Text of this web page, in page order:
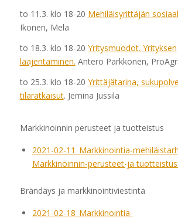
to 11.3. klo 18-20 Mehiläisyrittäjän
Ikonen, Mela
to 18.3. klo 18-20 Yritysmuodot. Yrityksen
laajentaminen. Antero Parkkonen,
to 25.3. klo 18-20 Yrittäjätarina,
tilaratkaisut. Jemina Jussila
Markkinoinnin perusteet ja tuotteistus
2021-02-11_Markkinointia-
Markkinoinnin-perusteet-ja
Brändäys ja markkinointiviestintä
2021-02-18_Markkinointia-